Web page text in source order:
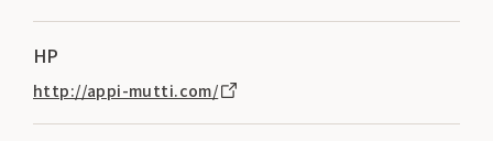
HP
http://appi-mutti.com/